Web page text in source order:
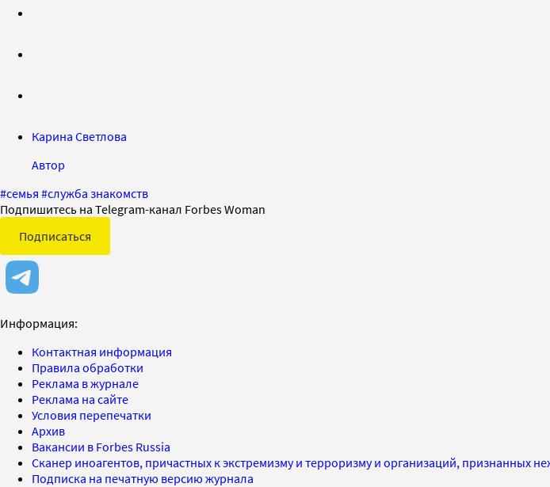
Карина Светлова
Автор
#семья #служба знакомств
Подпишитесь на Telegram-канал Forbes Woman
Подписаться
Информация:
Контактная информация
Правила обработки
Реклама в журнале
Реклама на сайте
Условия перепечатки
Архив
Вакансии в Forbes Russia
Сканер иноагентов, причастных к экстремизму и терроризму и организаций, признанных
Подписка на печатную версию журнала